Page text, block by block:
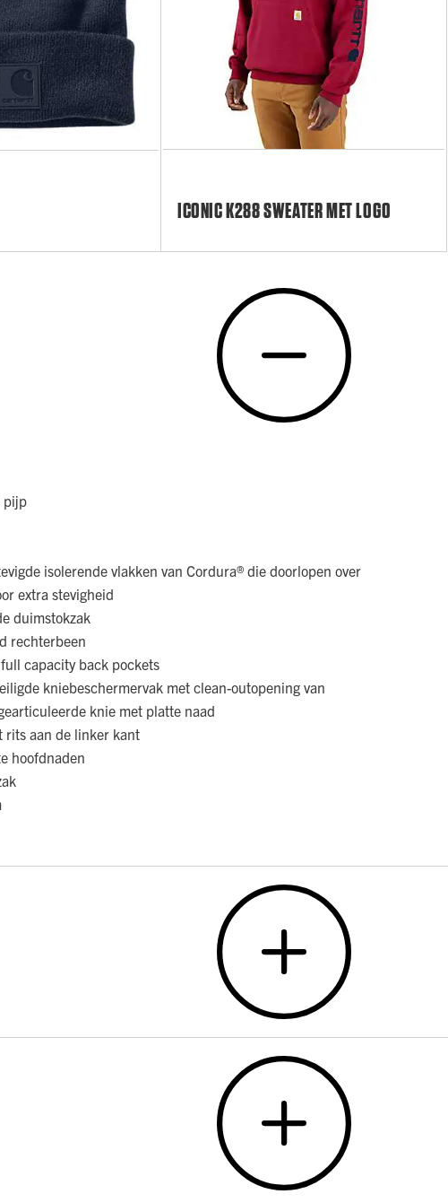
ICONIC K288 SWEATER MET LOGO
pijp
isolerende vlakken van Cordura® die doorlopen over
extra stevigheid
duimstokzak
rechterbeen
capacity back pockets
kniebeschermervak met clean-outopening van
knie met platte naad
rits aan de linker kant
hoofdnaden